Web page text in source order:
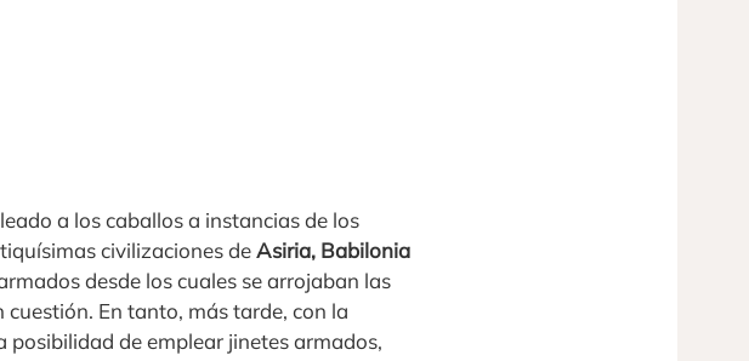
a los caballos a instancias de los
civilizaciones deAsiria, Babilonia
desde los cuales se arrojaban las
cuestión. En tanto, más tarde, con la
posibilidad de emplear jinetes armados,